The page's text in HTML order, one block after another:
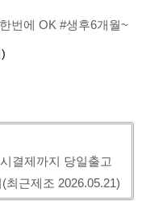
번에 OK #생후6개월~
결제까지 당일출고
최근제조 2026.05.21)